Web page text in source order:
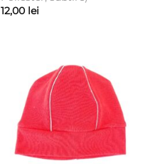
12,00 lei